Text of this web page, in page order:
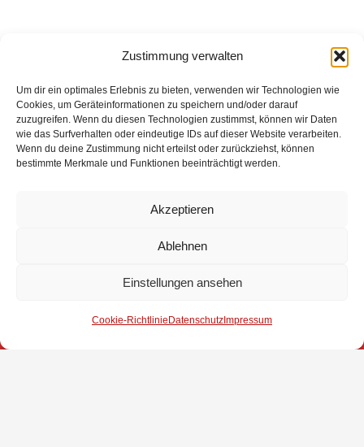
Zustimmung verwalten
Um dir ein optimales Erlebnis zu bieten, verwenden wir Technologien wie
Cookies, um Geräteinformationen zu speichern und/oder darauf
zuzugreifen. Wenn du diesen Technologien zustimmst, können wir Daten
wie das Surfverhalten oder eindeutige IDs auf dieser Website verarbeiten.
Wenn du deine Zustimmung nicht erteilst oder zurückziehst, können
bestimmte Merkmale und Funktionen beeinträchtigt werden.
Akzeptieren
Ablehnen
Einstellungen ansehen
Cookie-Richtlinie Datenschutz Impressum
Weitere Informationen über diesen Einsatz im